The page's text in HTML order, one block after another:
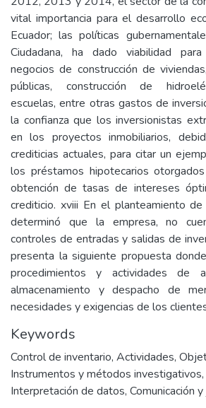
vital importancia para el desarrollo
Ecuador; las políticas
Ciudadana, ha dado viabilidad
negocios de construcción de
públicas, construcción de
escuelas, entre otras gastos de
la confianza que los inversionistas
en los proyectos inmobiliarios,
crediticias actuales, para citar un
los préstamos hipotecarios
obtención de tasas de intereses
crediticio. xviii En el planteamiento
determinó que la empresa, no
controles de entradas y salidas de
presenta la siguiente propuesta
procedimientos y actividades de
almacenamiento y despacho de
necesidades y exigencias de los
Keywords
Control de inventario, Actividades,
Instrumentos y métodos investigativos,
Interpretación de datos, Comunicación